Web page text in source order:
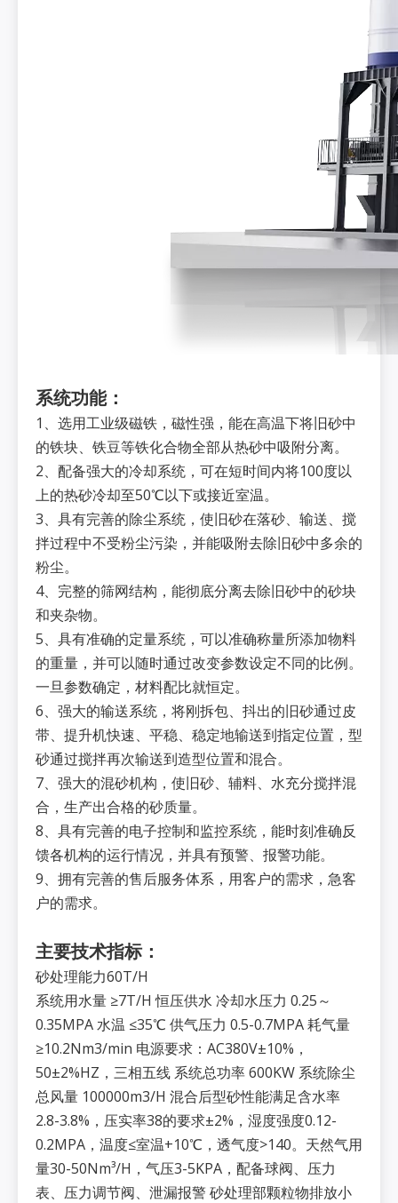
系统功能：
1、选用工业级磁铁，磁性强，能在高温下将旧砂中
的铁块、铁豆等铁化合物全部从热砂中吸附分离。
2、配备强大的冷却系统，可在短时间内将100度以
上的热砂冷却至50℃以下或接近室温。
3、具有完善的除尘系统，使旧砂在落砂、输送、搅
拌过程中不受粉尘污染，并能吸附去除旧砂中多余的
粉尘。
4、完整的筛网结构，能彻底分离去除旧砂中的砂块
和夹杂物。
5、具有准确的定量系统，可以准确称量所添加物料
的重量，并可以随时通过改变参数设定不同的比例。
一旦参数确定，材料配比就恒定。
6、强大的输送系统，将刚拆包、抖出的旧砂通过皮
带、提升机快速、平稳、稳定地输送到指定位置，型
砂通过搅拌再次输送到造型位置和混合。
7、强大的混砂机构，使旧砂、辅料、水充分搅拌混
合，生产出合格的砂质量。
8、具有完善的电子控制和监控系统，能时刻准确反
馈各机构的运行情况，并具有预警、报警功能。
9、拥有完善的售后服务体系，用客户的需求，急客
户的需求。
主要技术指标：
砂处理能力60T/H
系统用水量 ≥7T/H 恒压供水 冷却水压力 0.25～
0.35MPA 水温 ≤35℃ 供气压力 0.5-0.7MPA 耗气量
≥10.2Nm3/min 电源要求：AC380V±10%，
50±2%HZ，三相五线 系统总功率 600KW 系统除尘
总风量 100000m3/H 混合后型砂性能满足含水率
2.8-3.8%，压实率38的要求±2%，湿度强度0.12-
0.2MPA，温度≤室温+10℃，透气度>140。天然气用
量30-50Nm³/H，气压3-5KPA，配备球阀、压力
表、压力调节阀、泄漏报警 砂处理部颗粒物排放小